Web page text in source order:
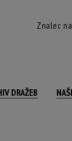
Znalec
DRAŽEB